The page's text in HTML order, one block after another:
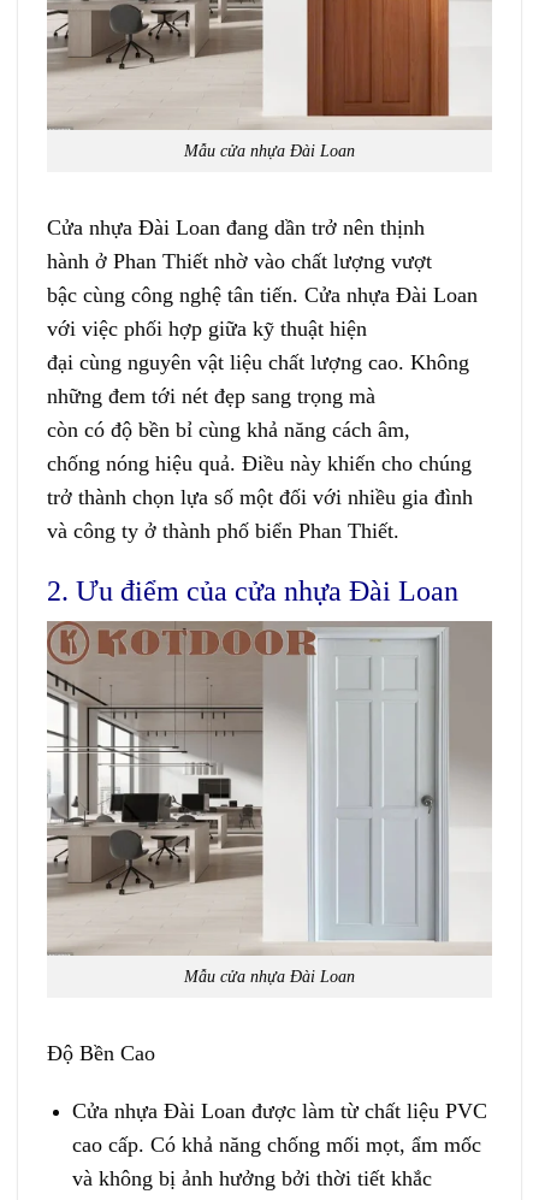
Mẫu cửa nhựa Đài Loan
Cửa nhựa Đài Loan đang dần trở nên thịnh
hành ở Phan Thiết nhờ vào chất lượng vượt
bậc cùng công nghệ tân tiến. Cửa nhựa Đài Loan
với việc phối hợp giữa kỹ thuật hiện
đại cùng nguyên vật liệu chất lượng cao. Không
những đem tới nét đẹp sang trọng mà
còn có độ bền bỉ cùng khả năng cách âm,
chống nóng hiệu quả. Điều này khiến cho chúng
trở thành chọn lựa số một đối với nhiều gia đình
và công ty ở thành phố biển Phan Thiết.
2. Ưu điểm của cửa nhựa Đài Loan
Mẫu cửa nhựa Đài Loan
Độ Bền Cao
Cửa nhựa Đài Loanđược làm từ chất liệu PVC
cao cấp. Có khả năng chống mối mọt, ẩm mốc
và không bị ảnh hưởng bởi thời tiết khắc